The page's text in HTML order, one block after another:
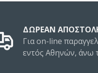
ΔΩΡΕΑΝ
Για on-line
εντός Αθηνών, άνω